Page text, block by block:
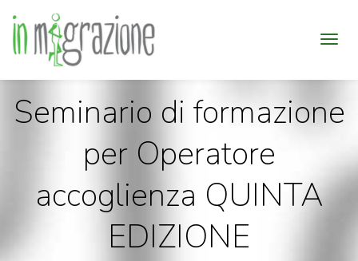
Seminario di formazione
per Operatore
accoglienza QUINTA
EDIZIONE